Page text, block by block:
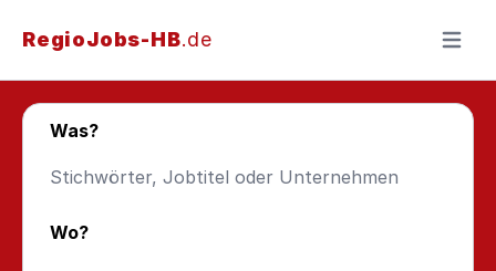
RegioJobs-HB.de Menü
Was?
Wo?